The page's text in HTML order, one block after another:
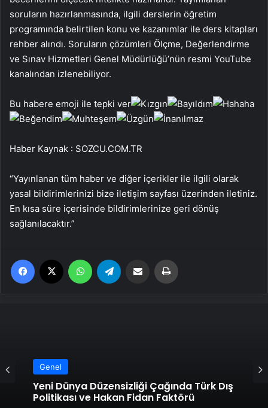
soruların hazırlanmasında, ilgili derslerin öğretim
programında belirtilen konu ve kazanımlar ile ders kitapları
rehber alındı. Soruların çözümleri Ölçme, Değerlendirme
ve Sınav Hizmetleri Genel Müdürlüğü’nün resmi YouTube
kanalından izlenebiliyor.
Bu habere emoji ile tepki ver
Haber Kaynak : SOZCU.COM.TR
“Yayınlanan tüm haber ve diğer içerikler ile ilgili olarak
yasal bildirimlerinizi bize iletişim sayfası üzerinden iletiniz.
En kısa süre içerisinde bildirimlerinize geri dönüş
sağlanılacaktır.”
Facebook WhatsApp Email'den paylaş
Genel
Yeni Dünya Düzensizliği Çağında Türk Dış
Politikası ve Hakan Fidan Faktörü